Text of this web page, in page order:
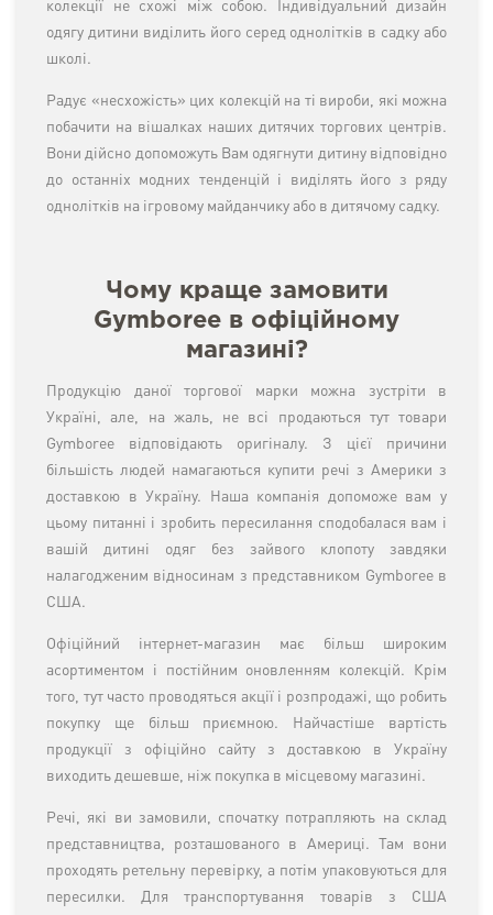
колекції не схожі між собою. Індивідуальний дизайн
одягу дитини виділить його серед однолітків в садку або
школі.
Радує «несхожість» цих колекцій на ті вироби, які можна
побачити на вішалках наших дитячих торгових центрів.
Вони дійсно допоможуть Вам одягнути дитину відповідно
до останніх модних тенденцій і виділять його з ряду
однолітків на ігровому майданчику або в дитячому садку.
Чому краще замовити
Gymboree в офіційному
магазині?
Продукцію даної торгової марки можна зустріти в
Україні, але, на жаль, не всі продаються тут товари
Gymboree відповідають оригіналу. З цієї причини
більшість людей намагаються купити речі з Америки з
доставкою в Україну. Наша компанія допоможе вам у
цьому питанні і зробить пересилання сподобалася вам і
вашій дитині одяг без зайвого клопоту завдяки
налагодженим відносинам з представником Gymboree в
США.
Офіційний інтернет-магазин має більш широким
асортиментом і постійним оновленням колекцій. Крім
того, тут часто проводяться акції і розпродажі, що робить
покупку ще більш приємною. Найчастіше вартість
продукції з офіційно сайту з доставкою в Україну
виходить дешевше, ніж покупка в місцевому магазині.
Речі, які ви замовили, спочатку потрапляють на склад
представництва, розташованого в Америці. Там вони
проходять ретельну перевірку, а потім упаковуються для
пересилки. Для транспортування товарів з США